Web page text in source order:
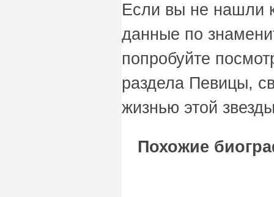
Если вы не нашли
данные по
попробуйте
раздела Певицы,
жизнью этой
Похожие